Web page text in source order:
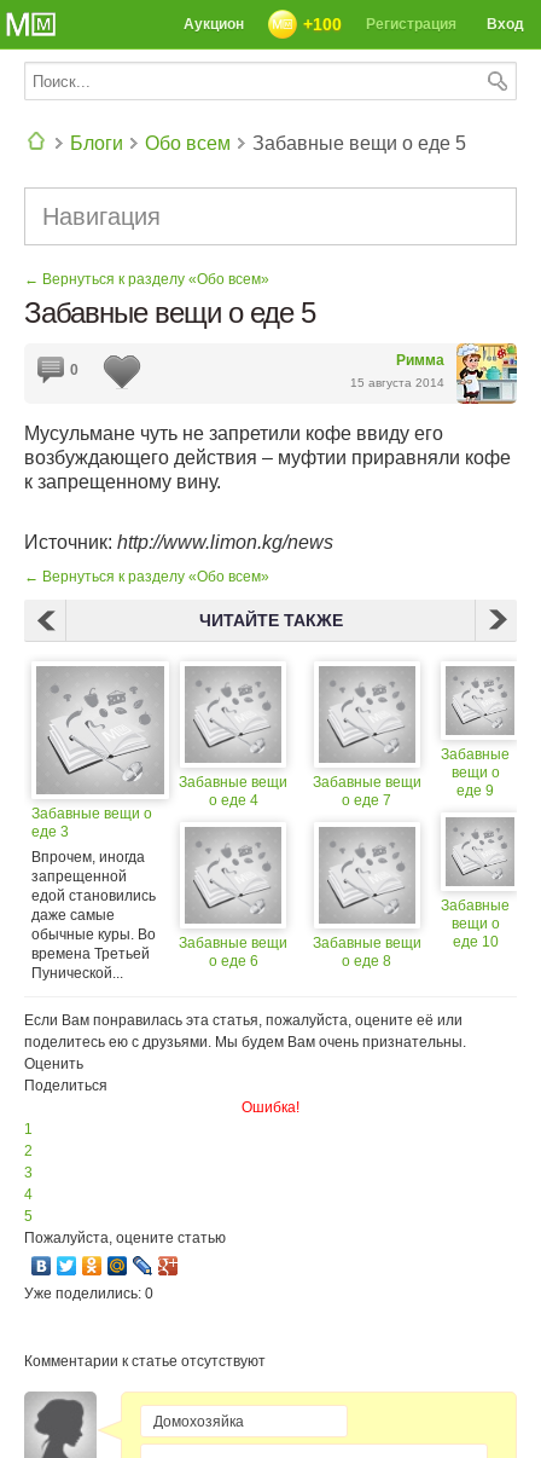
СЕГОДНЯ: 39142 РЕЦЕПТА
Вход
Регистрация
+100
Аукцион
Блоги Обо всем Забавные вещи о еде 5
Навигация
← Вернуться к разделу «Обо всем»
Забавные вещи о еде 5
Римма
15 августа 2014
0
Мусульмане чуть не запретили кофе ввиду его
возбуждающего действия – муфтии приравняли кофе
к запрещенному вину.
Источник: http://www.limon.kg/news
← Вернуться к разделу «Обо всем»
ЧИТАЙТЕ ТАКЖЕ
Забавные вещи о
еде 3
Впрочем, иногда
запрещенной
едой становились
даже самые
обычные куры. Во
времена Третьей
Пунической...
Забавные вещи
о еде 4
Забавные вещи
о еде 6
Забавные вещи
о еде 7
Забавные вещи
о еде 8
Забавные
вещи о
еде 9
Забавные
вещи о
еде 10
Если Вам понравилась эта статья, пожалуйста, оцените её или
поделитесь ею с друзьями. Мы будем Вам очень признательны.
Оценить
Поделиться
Ошибка!
1
2
3
4
5
Пожалуйста, оцените статью
Уже поделились: 0
Комментарии к статье отсутствуют